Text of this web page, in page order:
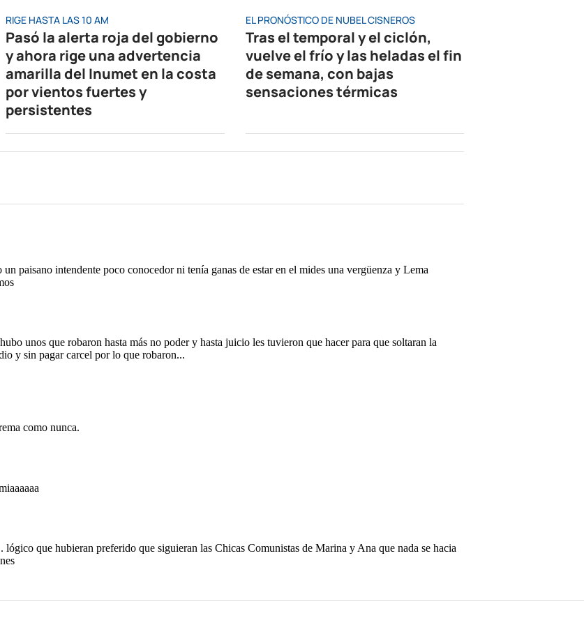
RIGE HASTA LAS 10 AM
Pasó la alerta roja del gobierno
y ahora rige una advertencia
amarilla del Inumet en la costa
por vientos fuertes y
persistentes
EL PRONÓSTICO DE NUBEL CISNEROS
Tras el temporal y el ciclón,
vuelve el frío y las heladas el fin
de semana, con bajas
sensaciones térmicas